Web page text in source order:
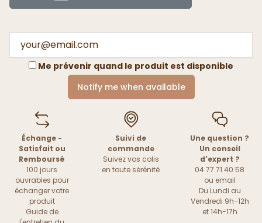
Me prévenir quand le produit est disponible
Notify me when available
Échange -
Satisfait ou
Remboursé
100 jours
ouvrables pour
échanger votre
produit
Guide de
Suivi de
commande
Suivez vos colis
en toute sérénité
Une question ?
Un conseil
d'expert ?
04 77 71 40 58
ou email
Du Lundi au
Vendredi 9h-12h
et 14h-17h